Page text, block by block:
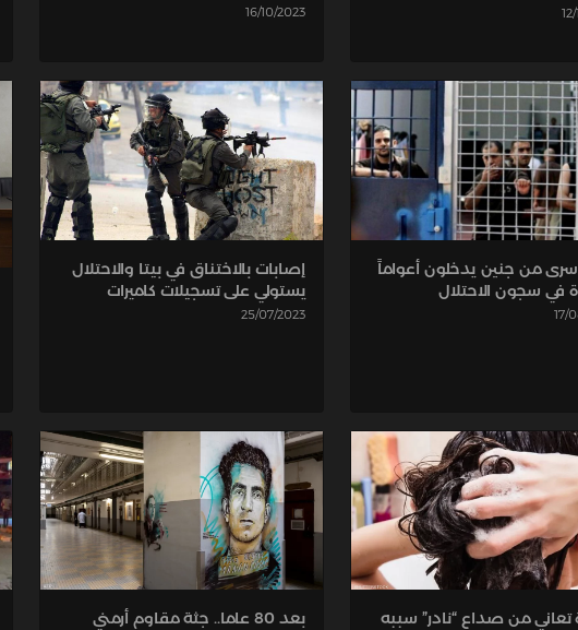
16/10/2023
أسرى من جنين يدخلون أعواماً
في سجون الاحتلال
17/
إصابات بالاختناق في بيتا والاحتلال
يستولي على تسجيلات كاميرات
25/07/2023
من صداع “نادر” سببه
بعد 80 عاما.. جثة مقاوم أرمني